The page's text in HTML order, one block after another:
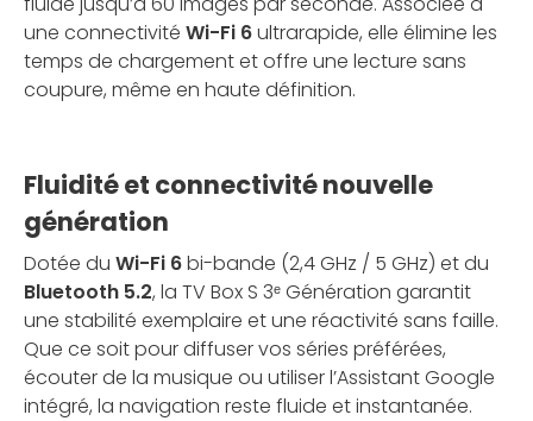
une connectivité Wi-Fi 6ultrarapide, elle élimine les
temps de chargement et offre une lecture sans
coupure, même en haute définition.
Fluidité et connectivité nouvelle
génération
Dotée du Wi-Fi 6bi-bande (2,4 GHz / 5 GHz) et du
Bluetooth 5.2, la TV Box S 3ᵉ Génération garantit
une stabilité exemplaire et une réactivité sans faille.
Que ce soit pour diffuser vos séries préférées,
écouter de la musique ou utiliser l’Assistant Google
intégré, la navigation reste fluide et instantanée.